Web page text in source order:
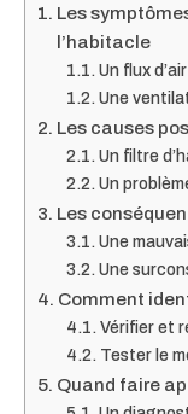
Les
l’habitacle
Un flux
Une
Les causes
Un filtre
Un
Les
Une
Une
Comment
Vérifier et
Tester le
Quand faire